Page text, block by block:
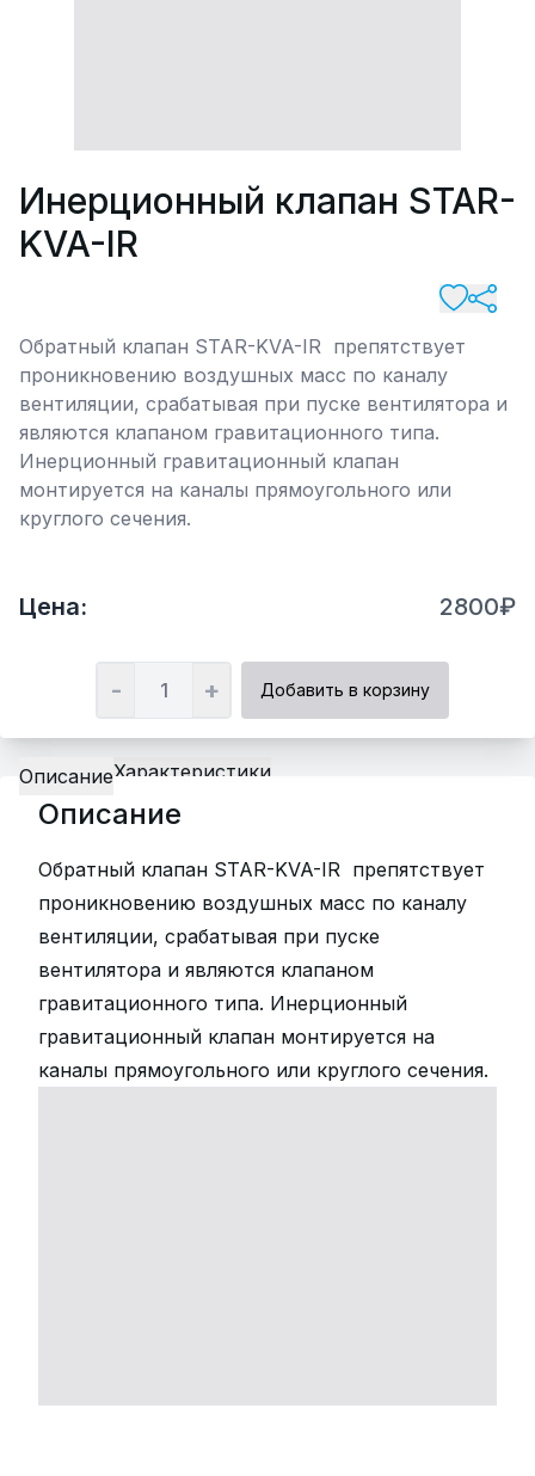
Инерционный клапан STAR-
KVA-IR
Обратный клапан STAR-KVA-IR препятствует
проникновению воздушных масс по каналу
вентиляции, срабатывая при пуске вентилятора и
являются клапаном гравитационного типа.
Инерционный гравитационный клапан
монтируется на каналы прямоугольного или
круглого сечения.
Цена: 2800₽
- + Добавить в корзину
ОписаниеХарактеристики
Описание
Обратный клапан STAR-KVA-IR препятствует
проникновению воздушных масс по каналу
вентиляции, срабатывая при пуске
вентилятора и являются клапаном
гравитационного типа. Инерционный
гравитационный клапан монтируется на
каналы прямоугольного или круглого сечения.